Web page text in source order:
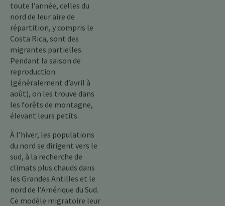
toute l’année, celles du
nord de leur aire de
répartition, y compris le
Costa Rica, sont des
migrantes partielles.
Pendant la saison de
reproduction
(généralement d’avril à
août), on les trouve dans
les forêts de montagne,
élevant leurs petits.
À l’hiver, les populations
du nord se dirigent vers le
sud, à la recherche de
climats plus chauds dans
les Grandes Antilles et le
nord de l’Amérique du Sud.
Ce modèle migratoire leur